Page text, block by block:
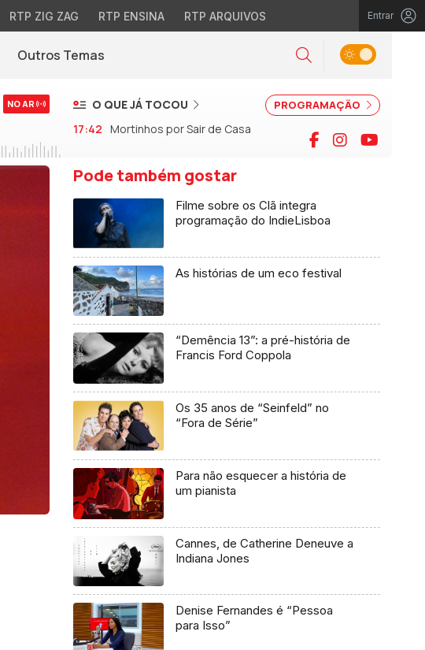
RTP ZIG ZAG RTP ENSINA RTP ARQUIVOS Entrar
nova janela)
Outros Temas Pesquisar
Alternar tema
NO AR PROGRAMAÇÃO
O QUE JÁ TOCOU
17:42 Mortinhos por Sair de Casa Facebook
Instagram
Pode também gostar
Filme sobre os Clã integra
programação do IndieLisboa
As histórias de um eco festival
“Demência 13”: a pré-história de
Francis Ford Coppola
Os 35 anos de “Seinfeld” no
“Fora de Série”
Para não esquecer a história de
um pianista
Cannes, de Catherine Deneuve a
Indiana Jones
Denise Fernandes é “Pessoa
para Isso”